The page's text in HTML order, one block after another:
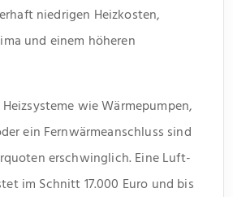
niedrigen Heizkosten,
und einem höheren
wie Wärmepumpen,
ein Fernwärmeanschluss sind
erschwinglich. Eine Luft-
im Schnitt 17.000 Euro und bis